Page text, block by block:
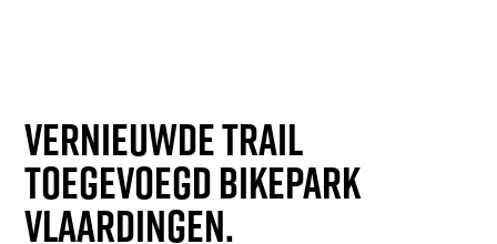
Vernieuwde trail
toegevoegd Bikepark
Vlaardingen.